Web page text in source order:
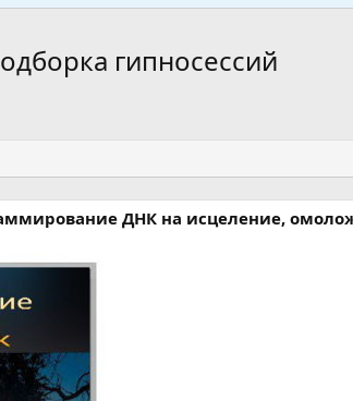
гипносессий
ДНК на исцеление,